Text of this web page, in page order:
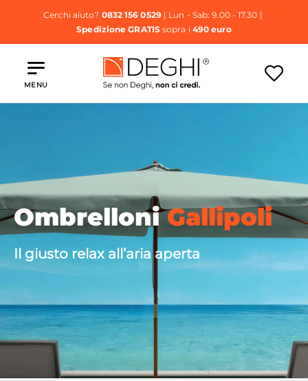
Cerchi aiuto? 0832 156 0529| Lun - Sab: 9.00 - 17.30 |
Spedizione GRATISsopra i 490 euro
MENU
OmbrelloniGallipoli
Il giusto relax all’aria aperta